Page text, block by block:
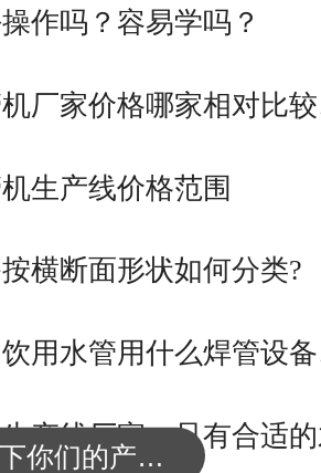
作吗？容易学吗？
厂家价格哪家相对比
生产线价格范围
横断面形状如何分类?
用水管用什么焊管设
产线厂家，只有合适
可以介绍下你们的产品么？